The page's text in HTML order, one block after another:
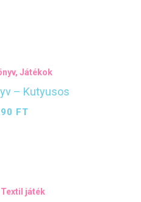
, Játékok
– Kutyusos
FT
Textil játék